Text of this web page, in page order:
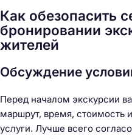
Как обезопасить
бронировании
жителей
Обсуждение
Перед началом экскурсии
маршрут, время, стоимость
услуги. Лучше всего